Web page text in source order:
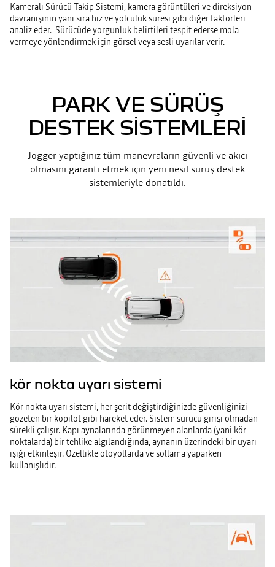
Kameralı Sürücü Takip Sistemi, kamera görüntüleri ve direksiyon
davranışının yanı sıra hız ve yolculuk süresi gibi diğer faktörleri
analiz eder. Sürücüde yorgunluk belirtileri tespit ederse mola
vermeye yönlendirmek için görsel veya sesli uyarılar verir.
PARK VE SÜRÜŞ
DESTEK SISTEMLERI
Jogger yaptığınız tüm manevraların güvenli ve akıcı
olmasını garanti etmek için yeni nesil sürüş destek
sistemleriyle donatıldı.
kör nokta uyarı sistemi
Kör nokta uyarı sistemi, her şerit değiştirdiğinizde güvenliğinizi
gözeten bir kopilot gibi hareket eder. Sistem sürücü girişi olmadan
sürekli çalışır. Kapı aynalarında görünmeyen alanlarda (yani kör
noktalarda) bir tehlike algılandığında, aynanın üzerindeki bir uyarı
ışığı etkinleşir. Özellikle otoyollarda ve sollama yaparken
kullanışlıdır.